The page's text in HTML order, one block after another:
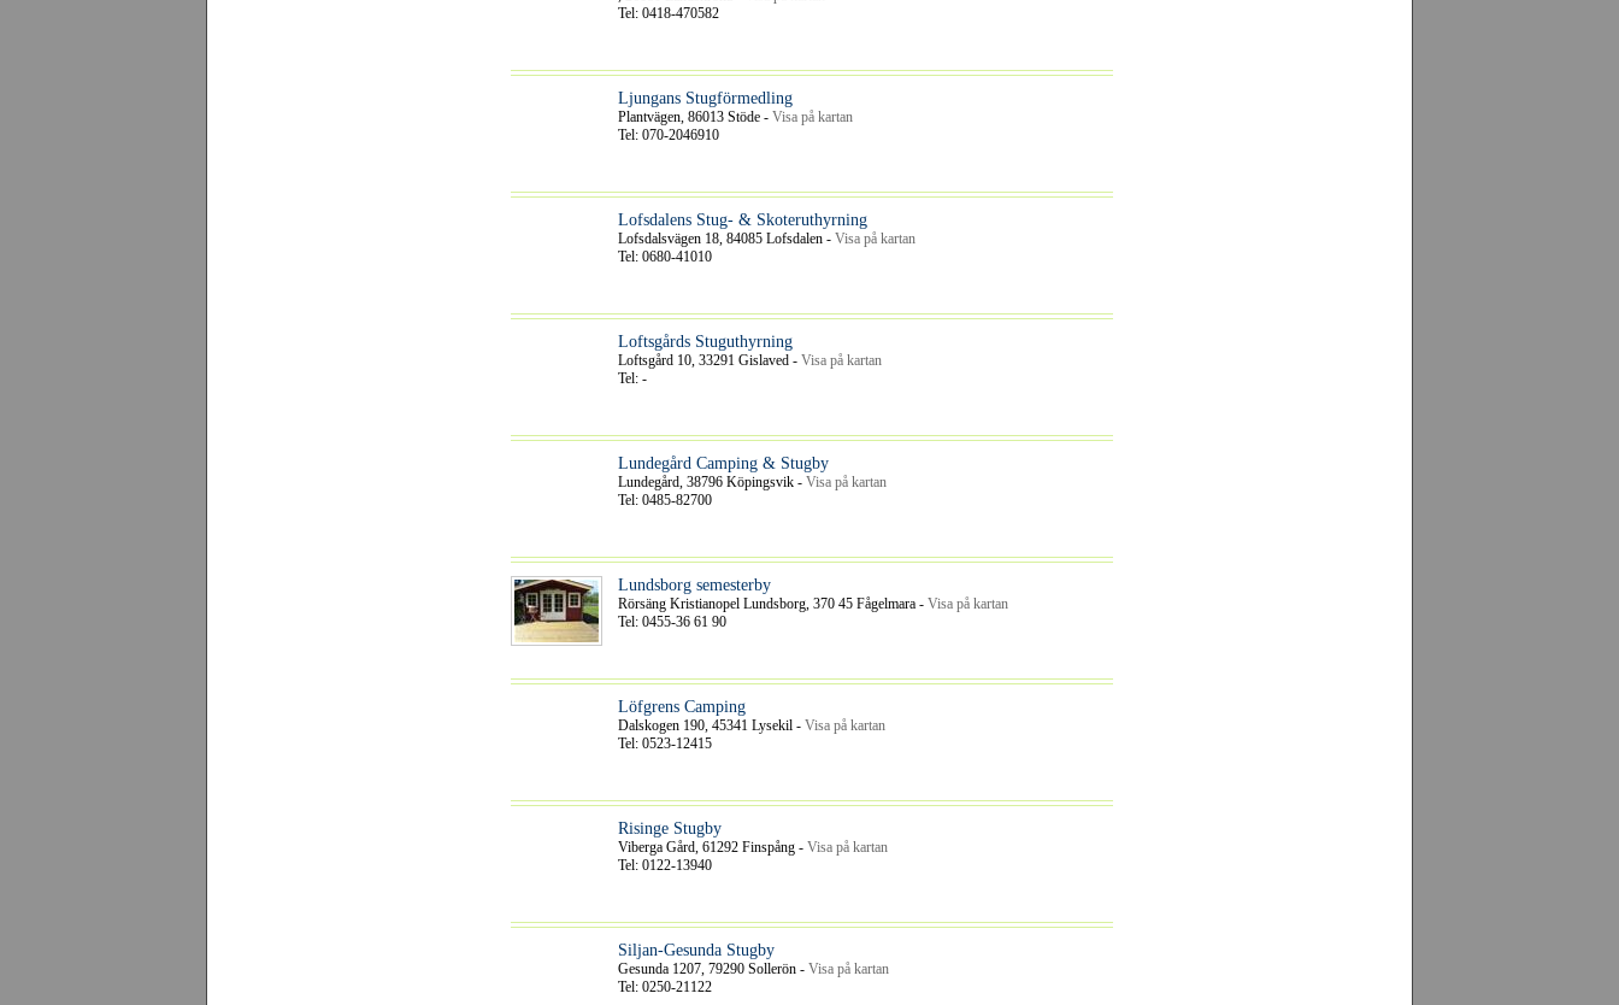
Tel: 0418-470582
Ljungans Stugförmedling
Plantvägen, 86013 Stöde - Visa på kartan
Tel: 070-2046910
Lofsdalens Stug- & Skoteruthyrning
Lofsdalsvägen 18, 84085 Lofsdalen - Visa på kartan
Tel: 0680-41010
Loftsgårds Stuguthyrning
Loftsgård 10, 33291 Gislaved - Visa på kartan
Tel: -
Lundegård Camping & Stugby
Lundegård, 38796 Köpingsvik - Visa på kartan
Tel: 0485-82700
Lundsborg semesterby
Rörsäng Kristianopel Lundsborg, 370 45 Fågelmara - Visa på kartan
Tel: 0455-36 61 90
Löfgrens Camping
Dalskogen 190, 45341 Lysekil - Visa på kartan
Tel: 0523-12415
Risinge Stugby
Viberga Gård, 61292 Finspång - Visa på kartan
Tel: 0122-13940
Siljan-Gesunda Stugby
Gesunda 1207, 79290 Sollerön - Visa på kartan
Tel: 0250-21122